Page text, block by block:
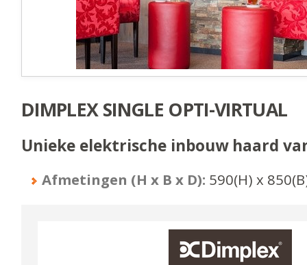
DIMPLEX SINGLE OPTI-VIRTUAL
Unieke elektrische inbouw haard
Afmetingen (H x B x D): 590(H) x 850